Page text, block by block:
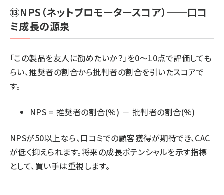
⑬NPS（ネットプロモータースコア）──口コ
ミ成長の源泉
「この製品を友人に勧めたいか？」を0〜10点で評価しても
らい、推奨者の割合から批判者の割合を引いたスコアで
す。
NPS = 推奨者の割合(%) － 批判者の割合(%)
NPSが50以上なら、口コミでの顧客獲得が期待でき、CAC
が低く抑えられます。将来の成長ポテンシャルを示す指標
として、買い手は重視します。